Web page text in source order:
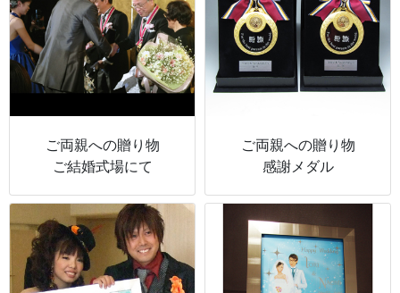
ご両親への贈り物
ご結婚式場にて
ご両親への贈り物
感謝メダル